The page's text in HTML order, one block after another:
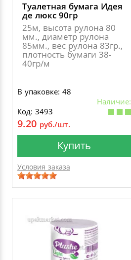
Туалетная бумага Идея
де люкс 90гр
25м, высота рулона 80
мм., диаметр рулона
85мм., вес рулона 83гр.,
плотность бумаги 38-
40гр/м
В упаковке: 48
Наличие:
Код: 3493
9.20 руб./шт.
Купить
Условия заказа